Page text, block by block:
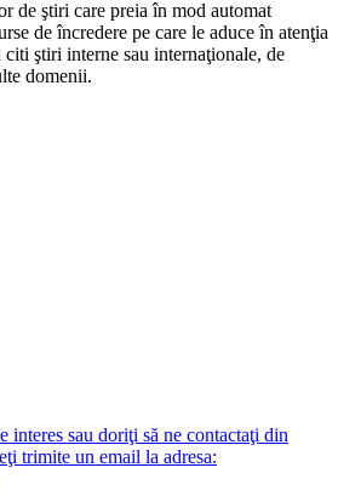
de ştiri care preia în mod automat
de încredere pe care le aduce în atenţia
ştiri interne sau internaţionale, de
domenii.
interes sau doriţi să ne contactaţi din
trimite un email la adresa: